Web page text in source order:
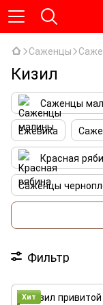
Саженцы
Кизил
Саженцы
Ежевика
Красная
Саженцы
Саженцы
Фильтр
Хит